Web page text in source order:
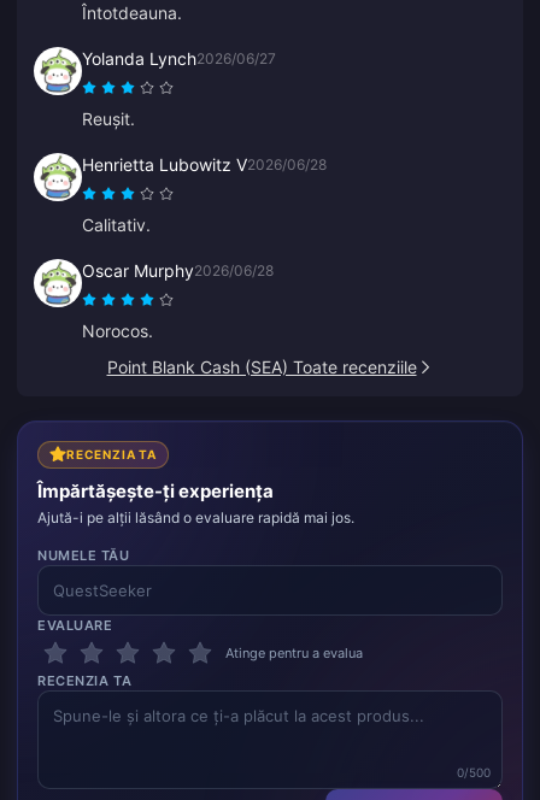
Întotdeauna.
Yolanda Lynch2026/06/27
Reușit.
Henrietta Lubowitz V2026/06/28
Calitativ.
Oscar Murphy2026/06/28
Norocos.
Point Blank Cash (SEA) Toate recenziile
RECENZIA TA
Împărtășește-ți experiența
Ajută-i pe alții lăsând o evaluare rapidă mai jos.
NUMELE TĂU
EVALUARE
Atinge pentru a evalua
RECENZIA TA
0/500